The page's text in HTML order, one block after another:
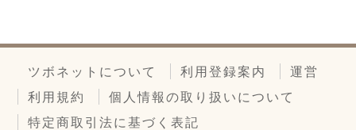
ツボネットについて 利用登録案内
運営
利用規約
個人情報の取り扱いについて
特定商取引法に基づく表記